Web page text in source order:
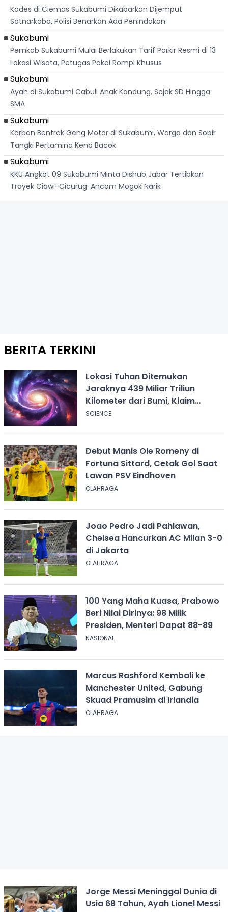
Kades di Ciemas Sukabumi Dikabarkan Dijemput
Satnarkoba, Polisi Benarkan Ada Penindakan
Sukabumi
Pemkab Sukabumi Mulai Berlakukan Tarif Parkir Resmi di 13
Lokasi Wisata, Petugas Pakai Rompi Khusus
Sukabumi
Ayah di Sukabumi Cabuli Anak Kandung, Sejak SD Hingga
SMA
Sukabumi
Korban Bentrok Geng Motor di Sukabumi, Warga dan Sopir
Tangki Pertamina Kena Bacok
Sukabumi
KKU Angkot 09 Sukabumi Minta Dishub Jabar Tertibkan
Trayek Ciawi-Cicurug: Ancam Mogok Narik
BERITA TERKINI
Lokasi Tuhan Ditemukan
Jaraknya 439 Miliar Triliun
Kilometer dari Bumi, Klaim
Ilmuwan Harvard
SCIENCE
Debut Manis Ole Romeny di
Fortuna Sittard, Cetak Gol Saat
Lawan PSV Eindhoven
OLAHRAGA
Joao Pedro Jadi Pahlawan,
Chelsea Hancurkan AC Milan 3-0
di Jakarta
OLAHRAGA
100 Yang Maha Kuasa, Prabowo
Beri Nilai Dirinya: 98 Milik
Presiden, Menteri Dapat 88-89
NASIONAL
Marcus Rashford Kembali ke
Manchester United, Gabung
Skuad Pramusim di Irlandia
OLAHRAGA
Jorge Messi Meninggal Dunia di
Usia 68 Tahun, Ayah Lionel Messi